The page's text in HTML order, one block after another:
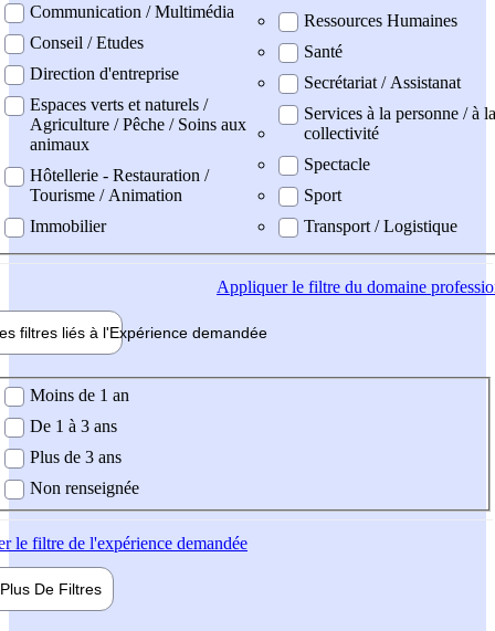
Communication / Multimédia
Conseil / Etudes
Direction d'entreprise
Espaces verts et naturels /
Agriculture / Pêche / Soins aux
animaux
Hôtellerie - Restauration /
Tourisme / Animation
Immobilier
Ressources Humaines
Santé
Secrétariat / Assistanat
Services à la personne / à la
collectivité
Spectacle
Sport
Transport / Logistique
Appliquerle filtre du domaine
filtres liés à l'Expérience demandée
demandée
Moins de 1 an
De 1 à 3 ans
Plus de 3 ans
Non renseignée
le filtre de l'expérience demandée
Plus De Filtres